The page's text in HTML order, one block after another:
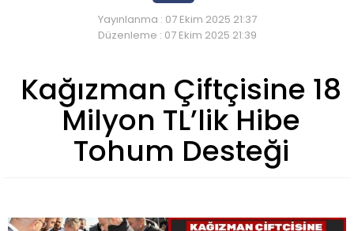
Yayınlanma : 07 Ekim 2025 21:37
Düzenleme : 07 Ekim 2025 21:39
Kağızman Çiftçisine 18
Milyon TL’lik Hibe
Tohum Desteği